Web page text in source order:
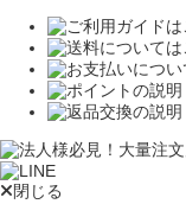
閉じる